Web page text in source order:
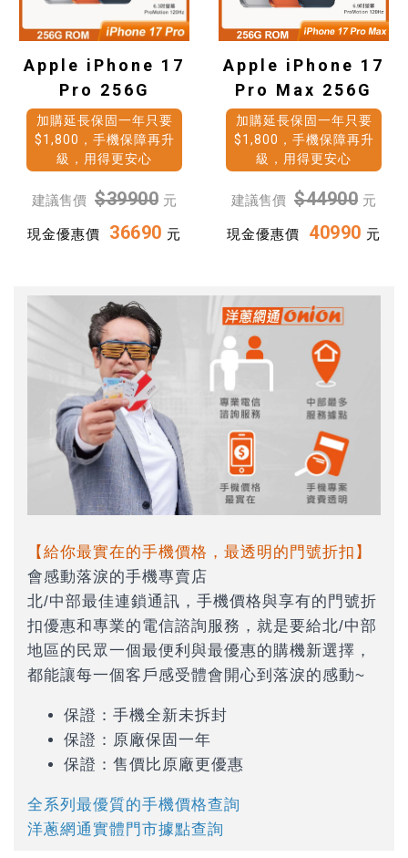
Apple iPhone 17
Pro 256G
加購延長保固一年只要
$1,800，手機保障再升
級，用得更安心
建議售價 $39900 元
現金優惠價 36690 元
Apple iPhone 17
Pro Max 256G
加購延長保固一年只要
$1,800，手機保障再升
級，用得更安心
建議售價 $44900 元
現金優惠價 40990 元
【給你最實在的手機價格，最透明的門號折扣】
會感動落淚的手機專賣店
北/中部最佳連鎖通訊，手機價格與享有的門號折
扣優惠和專業的電信諮詢服務，就是要給北/中部
地區的民眾一個最便利與最優惠的購機新選擇，
都能讓每一個客戶感受體會開心到落淚的感動~
保證：手機全新未拆封
保證：原廠保固一年
保證：售價比原廠更優惠
全系列最優質的手機價格查詢
洋蔥網通實體門市據點查詢